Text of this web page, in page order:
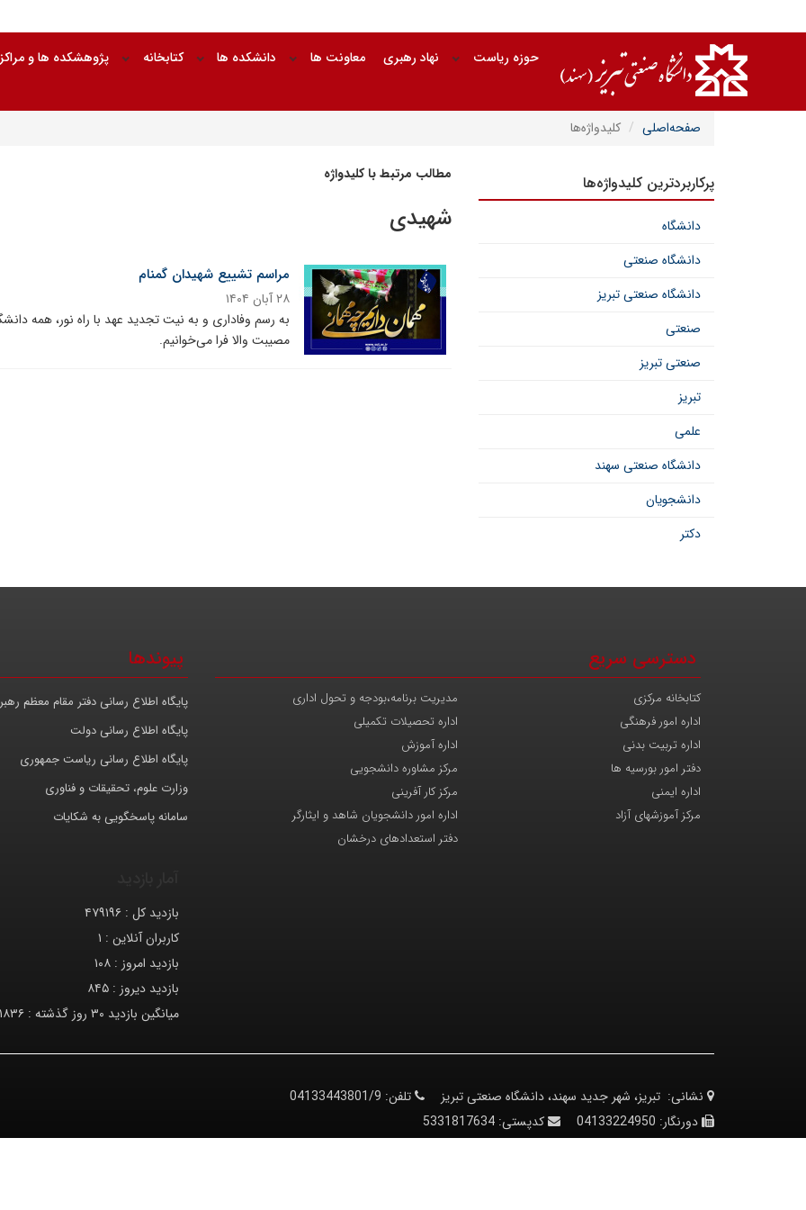
حوزه ریاست نهاد رهبری معاونت ها دانشکده ها کتابخانه پژوهشکده ها و
صفحه‌اصلی کلیدواژه‌ها
مطالب مرتبط با کلیدواژه
شهیدی
مراسم تشییع شهیدان گمنام
۲۸ آبان ۱۴۰۴
به رسم وفاداری و به نیت تجدید عهد با راه نور، همه
مصیبت والا فرا می‌خوانیم.
پرکاربردترین کلیدواژه‌ها
دانشگاه
دانشگاه صنعتی
دانشگاه صنعتی تبریز
صنعتی
صنعتی تبریز
تبریز
علمی
دانشگاه صنعتی سهند
دانشجویان
دکتر
دسترسی سریع
مدیریت برنامه،بودجه و تحول اداری
کتابخانه مرکزی
اداره تحصیلات تکمیلی
اداره امور فرهنگی
اداره آموزش
اداره تربیت بدنی
مرکز مشاوره دانشجویی
دفتر امور بورسیه ها
مرکز کار آفرینی
اداره ایمنی
اداره امور دانشجویان شاهد و ایثارگر
مرکز آموزشهای آزاد
دفتر استعدادهای درخشان
پیوندها
پایگاه اطلاع رسانی دفتر مقام معظم
پایگاه اطلاع رسانی دولت
پایگاه اطلاع رسانی ریاست جمهوری
وزارت علوم، تحقیقات و فناوری
سامانه پاسخگویی به شکایات
بازدید کل : ۴۷۹۱۹۶
کاربران آنلاین : ۱
بازدید امروز : ۱۰۸
بازدید دیروز : ۸۴۵
میانگین بازدید ۳۰ روز گذشته :
۱۸۳۶
نشانی: تبریز، شهر جدید سهند، دانشگاه صنعتی تبریز تلفن: 04133443801/9
دورنگار: 04133224950 کدپستی: 5331817634